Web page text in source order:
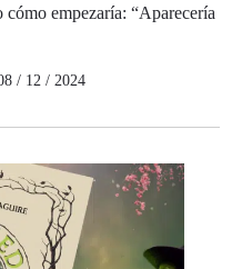
empezaría: “Aparecería
/ 12 / 2024